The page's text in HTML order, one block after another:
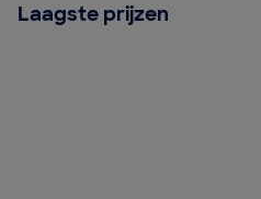
Laagste prijzen